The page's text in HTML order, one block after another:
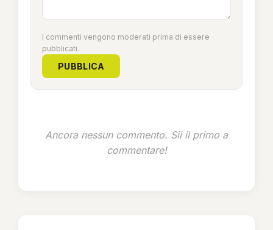
I commenti vengono moderati prima di essere
pubblicati.
PUBBLICA
Ancora nessun commento. Sii il primo a
commentare!